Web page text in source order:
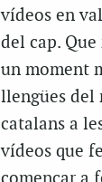
vídeos en
del cap.
un moment
llengües del
catalans a
vídeos que